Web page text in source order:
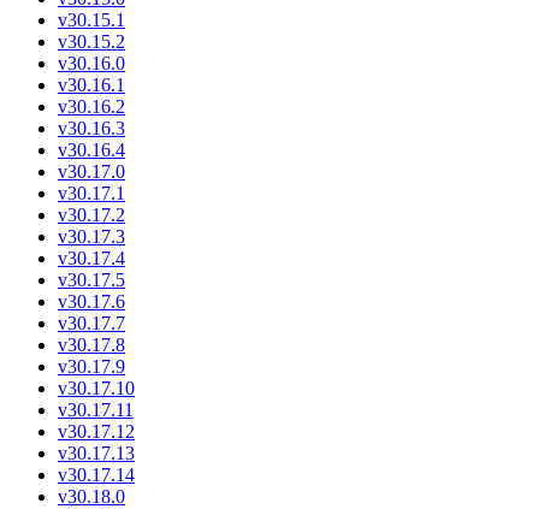
v30.15.1
v30.15.2
v30.16.0
v30.16.1
v30.16.2
v30.16.3
v30.16.4
v30.17.0
v30.17.1
v30.17.2
v30.17.3
v30.17.4
v30.17.5
v30.17.6
v30.17.7
v30.17.8
v30.17.9
v30.17.10
v30.17.11
v30.17.12
v30.17.13
v30.17.14
v30.18.0